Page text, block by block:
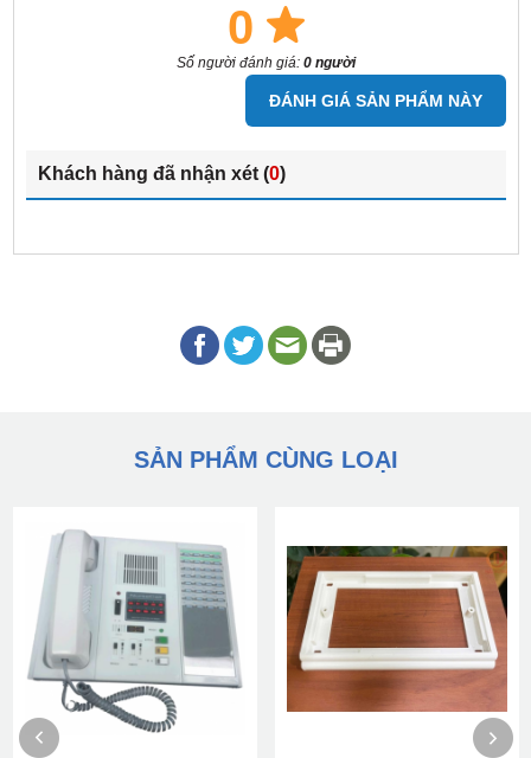
0
Số người đánh giá: 0 người
ĐÁNH GIÁ SẢN PHẨM NÀY
Khách hàng đã nhận xét (0)
SẢN PHẨM CÙNG LOẠI